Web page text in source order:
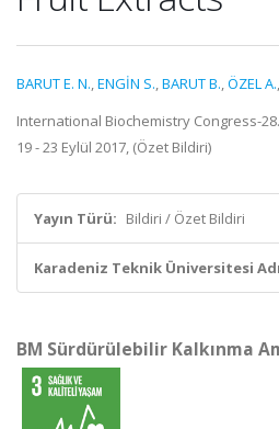
BARUT E. N.,ENGİN S.,BARUT B.,ÖZEL A.,
International Biochemistry Congress-
19 - 23 Eylül 2017, (Özet Bildiri)
Yayın Türü: Bildiri / Özet Bildiri
Karadeniz Teknik Üniversitesi
BM Sürdürülebilir Kalkınma